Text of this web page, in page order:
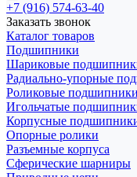
+7 (916) 574-63-40
Заказать звонок
Каталог товаров
Подшипники
Шариковые
Радиально-упорные
Роликовые подшипники
Игольчатые
Корпусные
Опорные ролики
Разъемные корпуса
Сферические шарниры